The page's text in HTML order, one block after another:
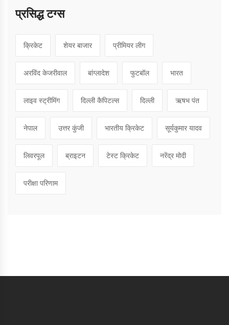
प्रसिद्ध टग्स
क्रिकेट शेयर बाजार प्रीमियर लीग
अरविंद केजरीवाल बांग्लादेश फुटबॉल भारत
लाइव स्ट्रीमिंग दिल्ली कैपिटल्स दिल्ली ऋषभ पंत
नेपाल उत्तर कुंजी भारतीय क्रिकेट सूर्यकुमार यादव
लिवरपूल ब्राइटन टेस्ट क्रिकेट नरेंद्र मोदी
परीक्षा परिणाम